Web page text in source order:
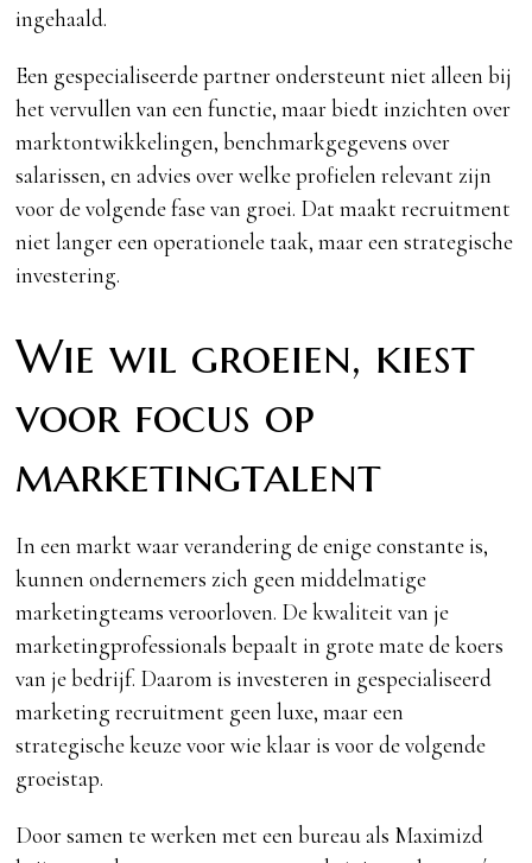
ingehaald.
Een gespecialiseerde partner ondersteunt niet alleen bij
het vervullen van een functie, maar biedt inzichten over
marktontwikkelingen, benchmarkgegevens over
salarissen, en advies over welke profielen relevant zijn
voor de volgende fase van groei. Dat maakt recruitment
niet langer een operationele taak, maar een strategische
investering.
Wie wil groeien, kiest
voor focus op
marketingtalent
In een markt waar verandering de enige constante is,
kunnen ondernemers zich geen middelmatige
marketingteams veroorloven. De kwaliteit van je
marketingprofessionals bepaalt in grote mate de koers
van je bedrijf. Daarom is investeren in gespecialiseerd
marketing recruitment geen luxe, maar een
strategische keuze voor wie klaar is voor de volgende
groeistap.
Door samen te werken met een bureau als Maximizd